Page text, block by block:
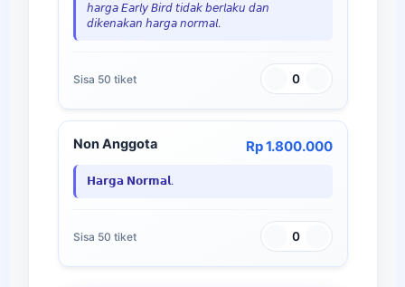
𝘩𝘢𝘳𝘨𝘢 𝘌𝘢𝘳𝘭𝘺 𝘉𝘪𝘳𝘥 𝘵𝘪𝘥𝘢𝘬 𝘣𝘦𝘳𝘭𝘢𝘬𝘶 𝘥𝘢𝘯
𝘥𝘪𝘬𝘦𝘯𝘢𝘬𝘢𝘯 𝘩𝘢𝘳𝘨𝘢 𝘯𝘰𝘳𝘮𝘢𝘭.
Sisa 50 tiket 0
Non Anggota Rp 1.800.000
𝗛𝗮𝗿𝗴𝗮 𝗡𝗼𝗿𝗺𝗮𝗹.
Sisa 50 tiket 0